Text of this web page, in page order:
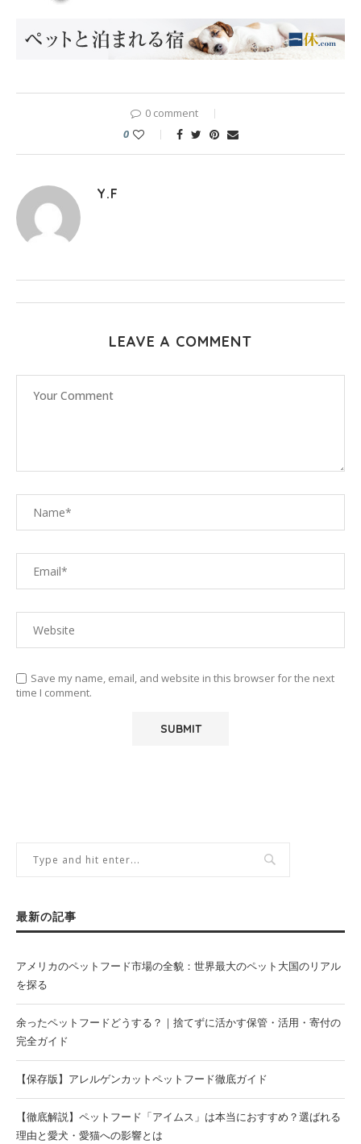
0 comment
0
Y.F
LEAVE A COMMENT
Save my name, email, and website in this browser for the next
time I comment.
最新の記事
アメリカのペットフード市場の全貌：世界最大のペット大国のリアル
を探る
余ったペットフードどうする？｜捨てずに活かす保管・活用・寄付の
完全ガイド
【保存版】アレルゲンカットペットフード徹底ガイド
【徹底解説】ペットフード「アイムス」は本当におすすめ？選ばれる
理由と愛犬・愛猫への影響とは